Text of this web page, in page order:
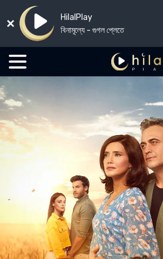
HilalPlay
বিনামূল্যে - গুগল প্লেতে